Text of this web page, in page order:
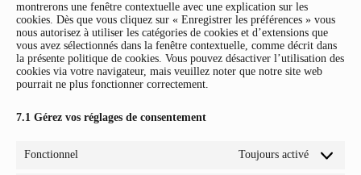
montrerons une fenêtre contextuelle avec une explication sur les
cookies. Dès que vous cliquez sur « Enregistrer les préférences » vous
nous autorisez à utiliser les catégories de cookies et d’extensions que
vous avez sélectionnés dans la fenêtre contextuelle, comme décrit dans
la présente politique de cookies. Vous pouvez désactiver l’utilisation des
cookies via votre navigateur, mais veuillez noter que notre site web
pourrait ne plus fonctionner correctement.
7.1 Gérez vos réglages de consentement
Fonctionnel Toujours activé